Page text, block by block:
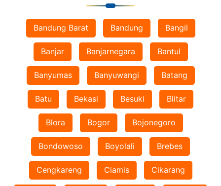
Bandung Barat Bandung Bangil
Banjar Banjarnegara Bantul
Banyumas Banyuwangi Batang
Batu Bekasi Besuki Blitar
Blora Bogor Bojonegoro
Bondowoso Boyolali Brebes
Cengkareng Ciamis Cikarang